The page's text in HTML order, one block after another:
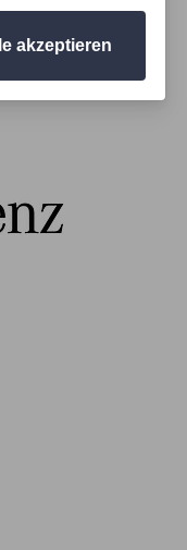
akzeptieren